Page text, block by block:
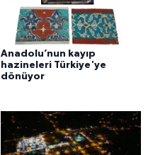
Anadolu’nun kayıp
hazineleri Türkiye'ye
dönüyor